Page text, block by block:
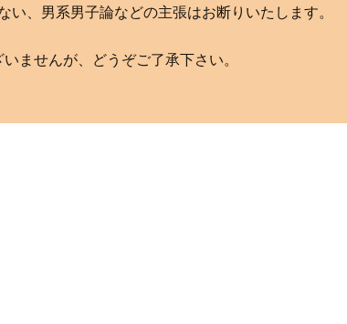
い、男系男子論などの主張はお断りいたします。
いませんが、どうぞご了承下さい。